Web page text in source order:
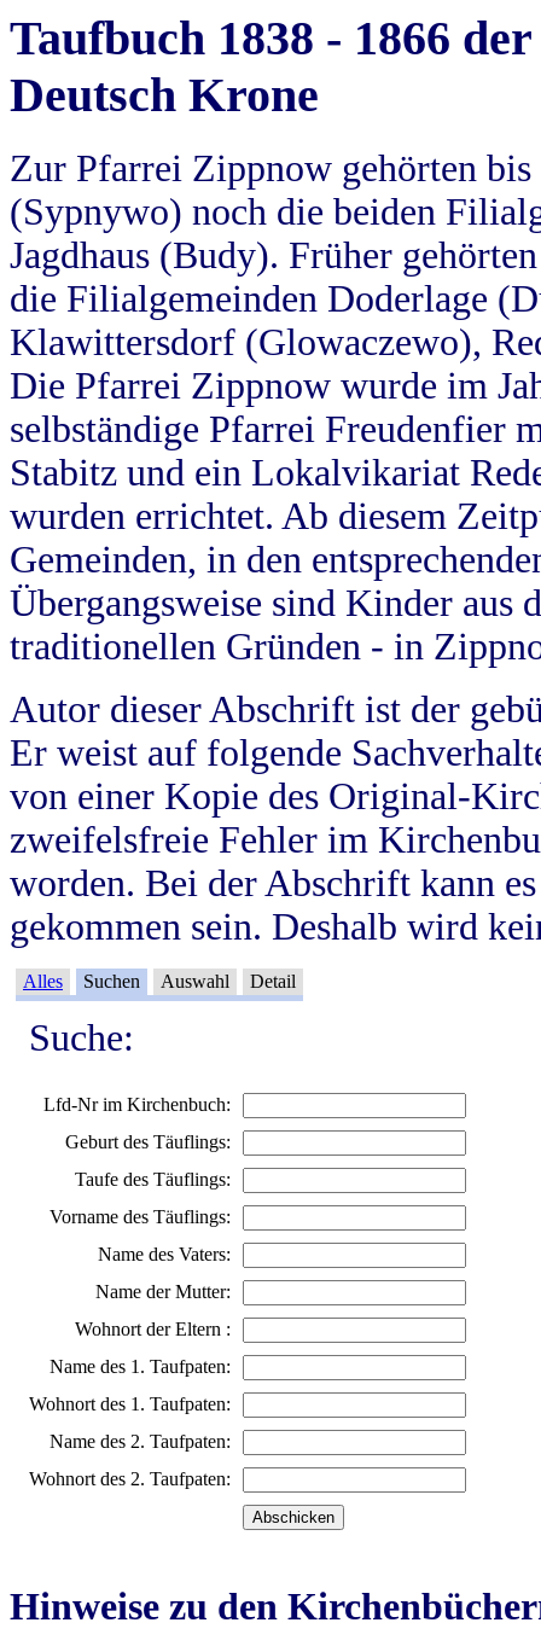
Taufbuch 1838 - 1866
Deutsch Krone
Zur Pfarrei Zippnow gehörten
(Sypnywo) noch die beiden
Jagdhaus (Budy). Früher
die Filialgemeinden Doderlage
Klawittersdorf (Glowaczewo),
Die Pfarrei Zippnow wurde im
selbständige Pfarrei Freudenfier
Stabitz und ein Lokalvikariat
wurden errichtet. Ab diesem
Gemeinden, in den
Übergangsweise sind Kinder aus
traditionellen Gründen - in
Autor dieser Abschrift ist der
Er weist auf folgende
von einer Kopie des Original-
zweifelsfreie Fehler im
worden. Bei der Abschrift kann
gekommen sein. Deshalb wird
Alles Suchen Auswahl Detail
Suche:
Lfd-Nr im Kirchenbuch:
Geburt des Täuflings:
Taufe des Täuflings:
Vorname des Täuflings:
Name des Vaters:
Name der Mutter:
Wohnort der Eltern :
Name des 1. Taufpaten:
Wohnort des 1. Taufpaten:
Name des 2. Taufpaten:
Wohnort des 2. Taufpaten:
Hinweise zu den